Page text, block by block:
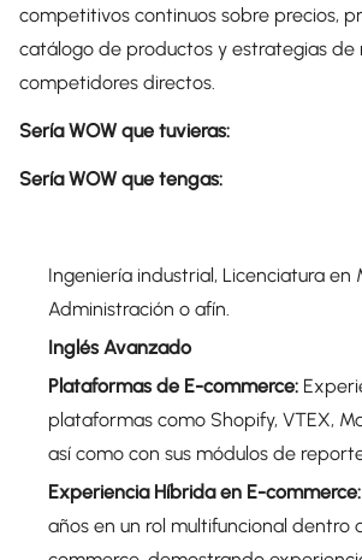
competitivos continuos sobre precios,
catálogo de productos y estrategias de
competidores directos.
Sería WOW que tuvieras:
Sería WOW que tengas:
Ingeniería industrial, Licenciatura en
Administración o afín.
Inglés Avanzado
Plataformas de E-commerce:
plataformas como Shopify, VTEX,
así como con sus módulos de
Experiencia Híbrida en E-commerce:
años en un rol multifuncional dentro